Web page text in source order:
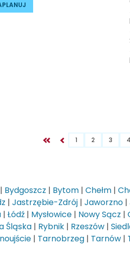
1 2 3 4
| Bydgoszcz | Bytom | Chełm |
| Jastrzębie-Zdrój | Jaworzno |
| Łódź | Mysłowice | Nowy Sącz |
Śląska | Rybnik | Rzeszów |
| Tarnobrzeg | Tarnów |